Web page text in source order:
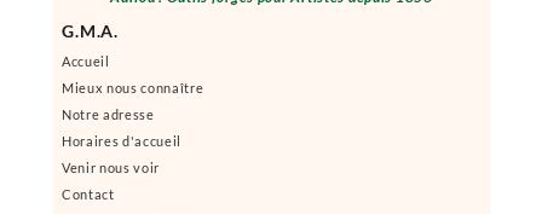
G.M.A.
Accueil
Mieux nous connaître
Notre adresse
Horaires d'accueil
Venir nous voir
Contact